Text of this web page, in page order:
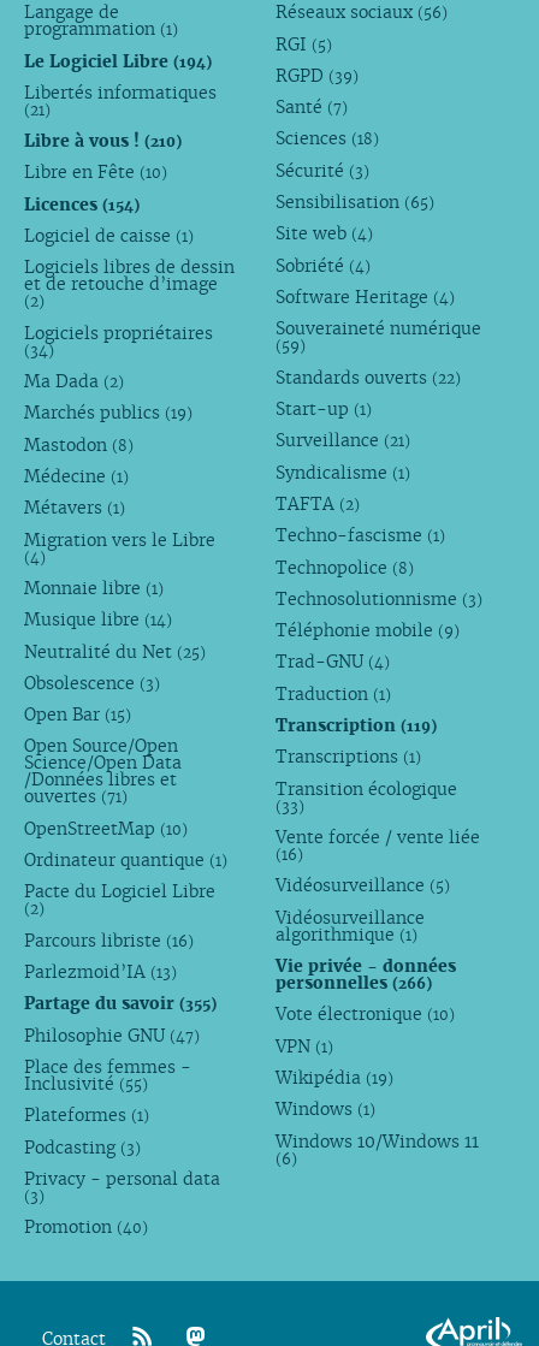
Langage de
programmation (1)
Le Logiciel Libre (194)
Libertés informatiques
(21)
Libre à vous ! (210)
Libre en Fête (10)
Licences (154)
Logiciel de caisse (1)
Logiciels libres de dessin
et de retouche d’image
(2)
Logiciels propriétaires
(34)
Ma Dada (2)
Marchés publics (19)
Mastodon (8)
Médecine (1)
Métavers (1)
Migration vers le Libre
(4)
Monnaie libre (1)
Musique libre (14)
Neutralité du Net (25)
Obsolescence (3)
Open Bar (15)
Open Source/Open
Science/Open Data
/Données libres et
ouvertes (71)
OpenStreetMap (10)
Ordinateur quantique (1)
Pacte du Logiciel Libre
(2)
Parcours libriste (16)
Parlezmoid’IA (13)
Partage du savoir (355)
Philosophie GNU (47)
Place des femmes -
Inclusivité (55)
Plateformes (1)
Podcasting (3)
Privacy - personal data
(3)
Promotion (40)
Réseaux sociaux (56)
RGI (5)
RGPD (39)
Santé (7)
Sciences (18)
Sécurité (3)
Sensibilisation (65)
Site web (4)
Sobriété (4)
Software Heritage (4)
Souveraineté numérique
(59)
Standards ouverts (22)
Start-up (1)
Surveillance (21)
Syndicalisme (1)
TAFTA (2)
Techno-fascisme (1)
Technopolice (8)
Technosolutionnisme (3)
Téléphonie mobile (9)
Trad-GNU (4)
Traduction (1)
Transcription(119)
Transcriptions (1)
Transition écologique
(33)
Vente forcée / vente liée
(16)
Vidéosurveillance (5)
Vidéosurveillance
algorithmique (1)
Vie privée - données
personnelles(266)
Vote électronique (10)
VPN (1)
Wikipédia (19)
Windows (1)
Windows 10/Windows 11
(6)
Contact